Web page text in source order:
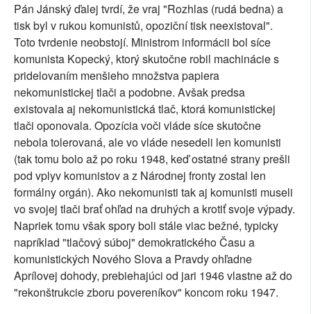
Pán Jánský ďalej tvrdí, že vraj "Rozhlas (rudá bedna) a
tisk byl v rukou komunistů, opoziční tisk neexistoval".
Toto tvrdenie neobstojí. Ministrom informácii bol síce
komunista Kopecký, ktorý skutočne robil machinácie s
pridelovaním menšieho množstva papiera
nekomunistickej tlači a podobne. Avšak predsa
existovala aj nekomunistická tlač, ktorá komunistickej
tlači oponovala. Opozícia voči vláde síce skutočne
nebola tolerovaná, ale vo vláde nesedeli len komunisti
(tak tomu bolo až po roku 1948, keď ostatné strany prešli
pod vplyv komunistov a z Národnej fronty zostal len
formálny orgán). Ako nekomunisti tak aj komunisti museli
vo svojej tlači brať ohľad na druhých a krotiť svoje výpady.
Napriek tomu však spory boli stále viac bežné, typicky
napríklad "tlačový súboj" demokratického Času a
komunistických Nového Slova a Pravdy ohľadne
Aprílovej dohody, prebiehajúci od jari 1946 vlastne až do
"rekonštrukcie zboru povereníkov" koncom roku 1947.